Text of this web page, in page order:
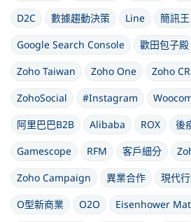
D2C
數據趨動決策 Line 簡訊王
Google Search Console
歡田包子殿
Zoho Taiwan
Zoho One Zoho
ZohoSocial
#Instagram
阿里巴巴B2B
Alibaba ROX 後
Gamescope
RFM 客戶細分
Zoho Campaign
異業合作 現代
O型新商業
O2O Eisenhower